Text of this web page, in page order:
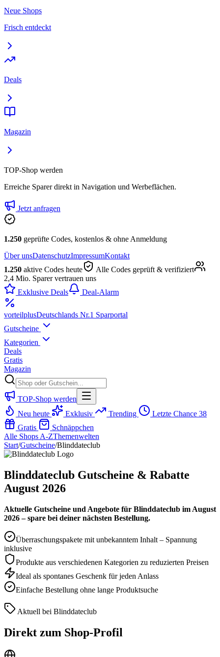
Neue Shops
Frisch entdeckt
Deals
Magazin
TOP-Shop werden
Erreiche Sparer direkt in Navigation und Werbeflächen.
Jetzt anfragen
1.250 geprüfte Codes, kostenlos & ohne Anmeldung
Über unsDatenschutzImpressumKontakt
1.250 aktive Codes heute
Alle Codes geprüft & verifiziert
2,4 Mio. Sparer vertrauen uns
Exklusive Deals
Deal-Alarm
vorteilplusDeutschlands Nr.1 Sparportal
Gutscheine
Kategorien
Deals
Gratis
Magazin
TOP-Shop werden
Neu heute
Exklusiv Trending Letzte Chance 38
Gratis
Schnäppchen
Alle Shops A-ZThemenwelten
Start/Gutscheine/Blinddateclub
Blinddateclub Gutscheine & Rabatte
August 2026
Aktuelle Gutscheine und Angebote für Blinddateclub im August
2026 – spare bei deiner nächsten Bestellung.
Überraschungspakete mit unbekanntem Inhalt – Spannung
inklusive
Produkte aus verschiedenen Kategorien zu reduzierten Preisen
Ideal als spontanes Geschenk für jeden Anlass
Einfache Bestellung ohne lange Produktsuche
Aktuell bei Blinddateclub
Direkt zum Shop-Profil